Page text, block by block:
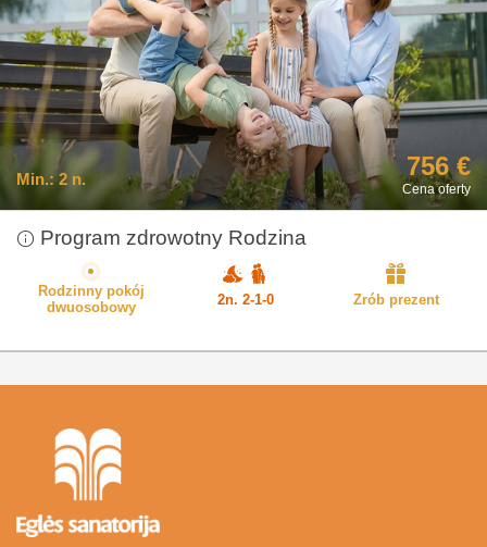
Min.: 2 n. 756 €
Cena oferty
Program zdrowotny Rodzina
Zrób prezent
Rodzinny pokój
dwuosobowy
2n. 2-1-0